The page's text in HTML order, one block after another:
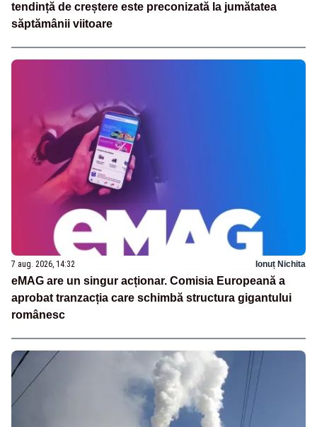
tendință de creștere este preconizată la jumătatea
săptămânii viitoare
7 aug. 2026, 14:32 Ionuț Nichita
eMAG are un singur acționar. Comisia Europeană a
aprobat tranzacția care schimbă structura gigantului
românesc